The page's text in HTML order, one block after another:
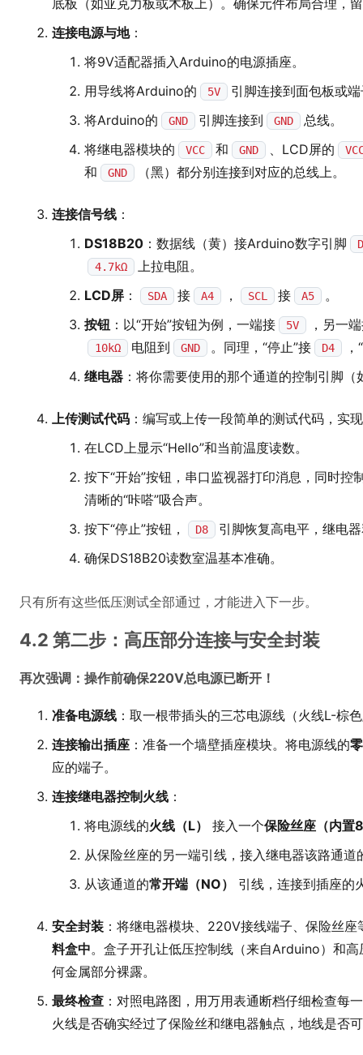
底板（如亚克力板或木板上）。确保元件布局合理，
连接电源与地：
将9V适配器插入Arduino的电源插座。
用导线将Arduino的
5V
引脚连接到面包板或
将Arduino的
GND 引脚连接到 GND
总线。
将继电器模块的
VCC 和 GND 、LCD屏的
和 GND （黑）都分别连接到对应的总线上。
连接信号线 ：
DS18B20 ：数据线（黄）接Arduino数字引脚
4.7kΩ
上拉电阻。
LCD屏 ： SDA 接 A4 ， SCL 接 A5
。
按钮 ：以“开始”按钮为例，一端接 5V ，另一
10kΩ 电阻到 GND 。同理，“停止”接 D4
继电器 ：将你需要使用的那个通道的控制引脚（
上传测试代码 ：编写或上传一段简单的测试代码，实
在LCD上显示“Hello”和当前温度读数。
按下“开始”按钮，串口监视器打印消息，同时控
清晰的“咔嗒”吸合声。
按下“停止”按钮，
D8
引脚恢复高电平，继电
确保DS18B20读数室温基本准确。
只有所有这些低压测试全部通过，才能进入下一步。
4.2 第二步：高压部分连接与安全封装
再次强调：操作前确保220V总电源已断开！
准备电源线 ：取一根带插头的三芯电源线（火线L-棕
连接输出插座 ：准备一个墙壁插座模块。将电源线的
应的端子。
连接继电器控制火线 ：
将电源线的火线（L） 接入一个保险丝座（内置
从保险丝座的另一端引线，接入继电器该路通道
从该通道的常开端（NO） 引线，连接到插座的
安全封装 ：将继电器模块、220V接线端子、保险丝
料盒中。盒子开孔让低压控制线（来自Arduino）和
何金属部分裸露。
最终检查 ：对照电路图，用万用表通断档仔细检查每
火线是否确实经过了保险丝和继电器触点，地线是否